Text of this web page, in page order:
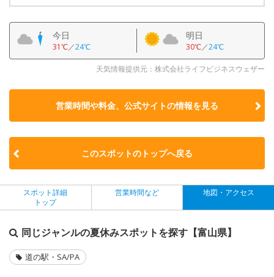
今日
31℃／24℃
明日
30℃／24℃
天気情報提供元：株式会社ライフビジネスウェザー
営業時間や料金、公式サイトの情報を見る
このスポットのトップへ戻る
スポット詳細
トップ
営業時間など 地図・アクセス
同じジャンルの夏休みスポットを探す【富山県】
道の駅・SA/PA